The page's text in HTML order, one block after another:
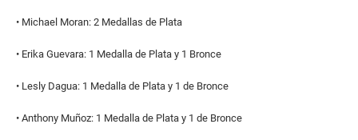
• Michael Moran: 2 Medallas de Plata
• Erika Guevara: 1 Medalla de Plata y 1 Bronce
• Lesly Dagua: 1 Medalla de Plata y 1 de Bronce
• Anthony Muñoz: 1 Medalla de Plata y 1 de Bronce